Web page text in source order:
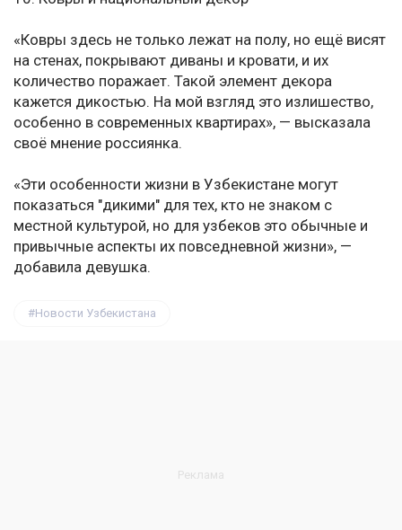
«Ковры здесь не только лежат на полу, но ещё висят
на стенах, покрывают диваны и кровати, и их
количество поражает. Такой элемент декора
кажется дикостью. На мой взгляд это излишество,
особенно в современных квартирах», — высказала
своё мнение россиянка.
«Эти особенности жизни в Узбекистане могут
показаться "дикими" для тех, кто не знаком с
местной культурой, но для узбеков это обычные и
привычные аспекты их повседневной жизни», —
добавила девушка.
Новости Узбекистана